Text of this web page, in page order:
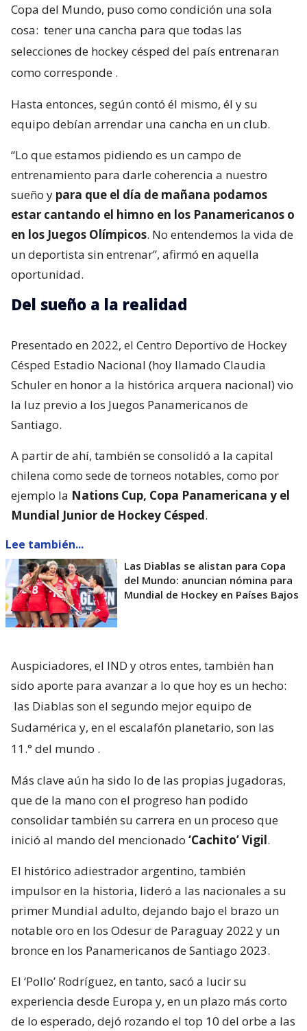
Copa del Mundo, puso como condición una sola
cosa: tener una cancha para que todas las
selecciones de hockey césped del país entrenaran
como corresponde .
Hasta entonces, según contó él mismo, él y su
equipo debían arrendar una cancha en un club.
“Lo que estamos pidiendo es un campo de
entrenamiento para darle coherencia a nuestro
sueño y para que el día de mañana podamos
estar cantando el himno en los Panamericanos o
en los Juegos Olímpicos. No entendemos la vida de
un deportista sin entrenar”, afirmó en aquella
oportunidad.
Del sueño a la realidad
Presentado en 2022, el Centro Deportivo de Hockey
Césped Estadio Nacional (hoy llamado Claudia
Schuler en honor a la histórica arquera nacional) vio
la luz previo a los Juegos Panamericanos de
Santiago.
A partir de ahí, también se consolidó a la capital
chilena como sede de torneos notables, como por
ejemplo la Nations Cup, Copa Panamericana y el
Mundial Junior de Hockey Césped.
Lee también...
Las Diablas se alistan para Copa
del Mundo: anuncian nómina para
Mundial de Hockey en Países Bajos
Auspiciadores, el IND y otros entes, también han
sido aporte para avanzar a lo que hoy es un hecho:
las Diablas son el segundo mejor equipo de
Sudamérica y, en el escalafón planetario, son las
11.° del mundo .
Más clave aún ha sido lo de las propias jugadoras,
que de la mano con el progreso han podido
consolidar también su carrera en un proceso que
inició al mando del mencionado ‘Cachito’ Vigil.
El histórico adiestrador argentino, también
impulsor en la historia, lideró a las nacionales a su
primer Mundial adulto, dejando bajo el brazo un
notable oro en los Odesur de Paraguay 2022 y un
bronce en los Panamericanos de Santiago 2023.
El ‘Pollo’ Rodríguez, en tanto, sacó a lucir su
experiencia desde Europa y, en un plazo más corto
de lo esperado, dejó rozando el top 10 del orbe a las